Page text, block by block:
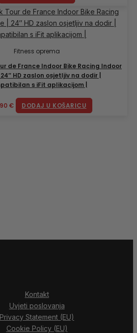
Fitness oprema
de France Indoor Bike Racing Indoor
HD zaslon osjetljiv na dodir |
s iFit aplikacijom |
€ DODAJ U KOŠARICU
Kontakt
Uvjeti poslovanja
Privacy Statement (EU)
Cookie Policy (EU)